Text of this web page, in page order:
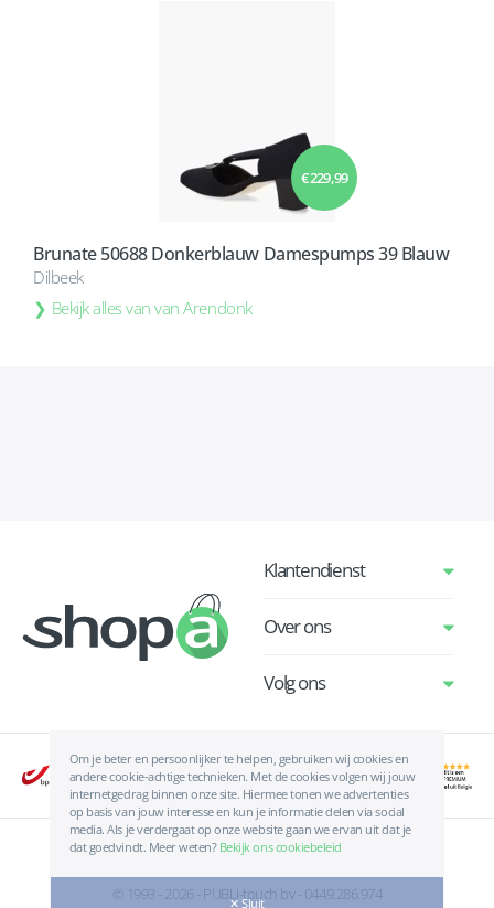
€ 229,99
Brunate 50688 Donkerblauw Damespumps 39 Blauw
Dilbeek
Bekijk alles van van Arendonk
Om je beter en persoonlijker te helpen, gebruiken wij cookies en
andere cookie-achtige technieken. Met de cookies volgen wij jouw
internetgedrag binnen onze site. Hiermee tonen we advertenties
op basis van jouw interesse en kun je informatie delen via social
media. Als je verdergaat op onze website gaan we ervan uit dat je
dat goedvindt. Meer weten? Bekijk ons cookiebeleid
✕ Sluit
Klantendienst
Over ons
Volg ons
Algemene voorwaarden | Privacyverklaring
© 1993 - 2026 - PUBLI-touch bv - 0449.286.974